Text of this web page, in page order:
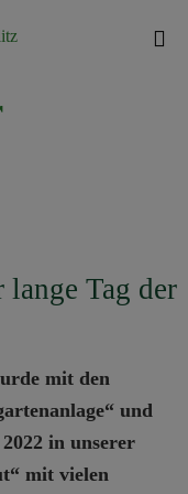
Tag der
mit den
und
in unserer
mit vielen